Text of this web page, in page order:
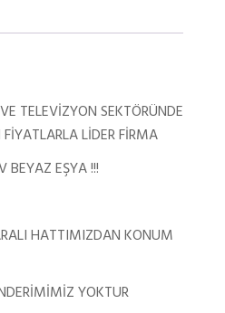
TELEVİZYON SEKTÖRÜNDE
LİDER FİRMA
BEYAZ EŞYA !!!
HATTIMIZDAN KONUM
YOKTUR